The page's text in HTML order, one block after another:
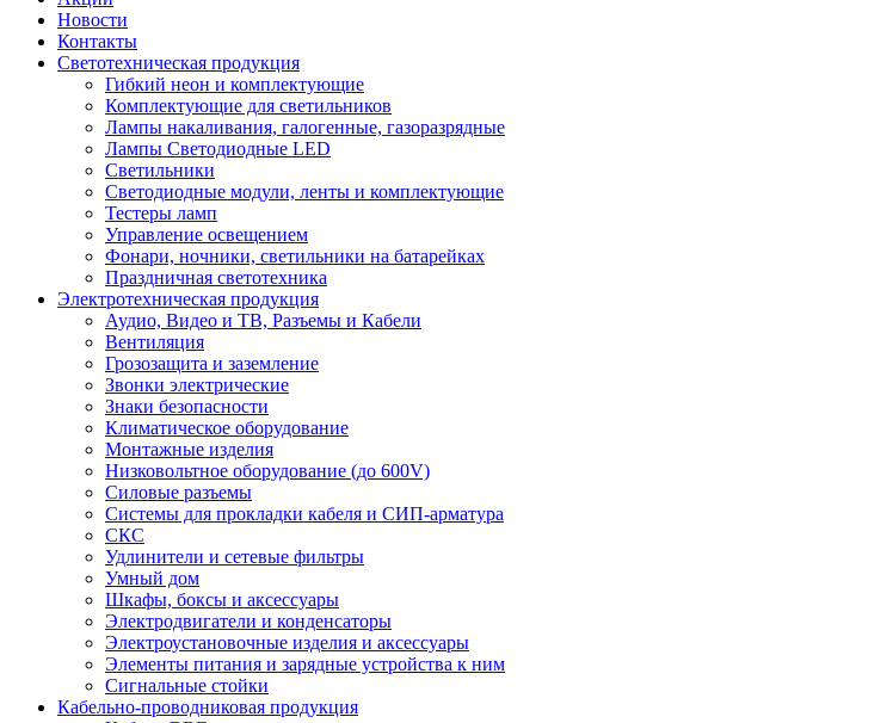
Новости
Контакты
Светотехническая продукция
Гибкий неон и комплектующие
Комплектующие для светильников
Лампы накаливания, галогенные, газоразрядные
Лампы Светодиодные LED
Светильники
Светодиодные модули, ленты и комплектующие
Тестеры ламп
Управление освещением
Фонари, ночники, светильники на батарейках
Праздничная светотехника
Электротехническая продукция
Аудио, Видео и ТВ, Разъемы и Кабели
Вентиляция
Грозозащита и заземление
Звонки электрические
Знаки безопасности
Климатическое оборудование
Монтажные изделия
Низковольтное оборудование (до 600V)
Силовые разъемы
Системы для прокладки кабеля и СИП-арматура
СКС
Удлинители и сетевые фильтры
Умный дом
Шкафы, боксы и аксессуары
Электродвигатели и конденсаторы
Электроустановочные изделия и аксессуары
Элементы питания и зарядные устройства к ним
Сигнальные стойки
Кабельно-проводниковая продукция